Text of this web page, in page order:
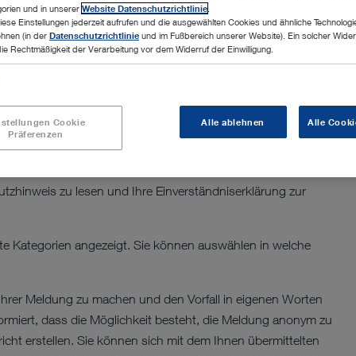
Vorfall online oder telefonisch rund um die Uhr in
tätigen wollen.
Sie sich befinden und auf welches Land sich Ihr Anliegen
Land Sie sich befinden. Es wird Ihnen dann die
einreichen können.
zu lesen und Ihre Einverständniserklärung zur
Kategorien angezeigt. Sie können auswählen in welche
Meldung zu machen und den Vorfall in eigenen Worten
dass die Möglichkeit besteht, die Meldung anonym zu
erstellen. Sie können sich mit dem Ihnen übermittelten
und in unserer Website Datenschutzrichtlinie
Einstellungen jederzeit aufrufen und die ausgewählten Cookies und ähnliche
(in der Datenschutzrichtlinie und im Fußbereich unserer Website). Ein solcher
Rechtmäßigkeit der Verarbeitung vor dem Widerruf der Einwilligung.
Cookie
Präferenzen
Alle ablehnen Alle